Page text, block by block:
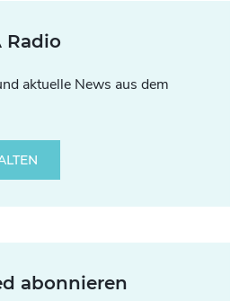
Radio
aktuelle News aus dem
abonnieren